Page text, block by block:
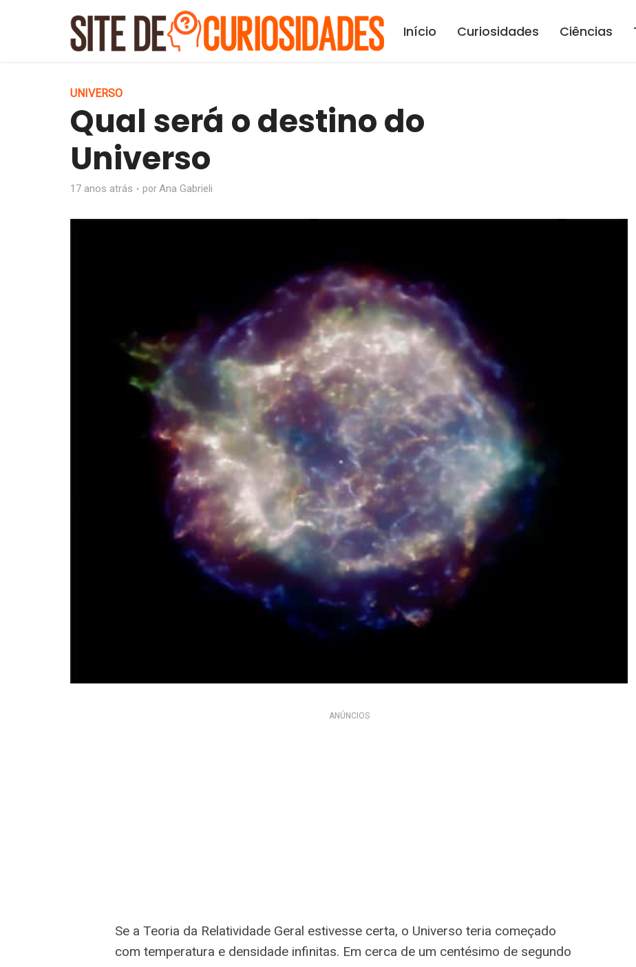
Início Curiosidades Ciências
UNIVERSO
Qual será o destino do
Universo
17 anos atrás porAna Gabrieli
ANÚNCIOS
Se a Teoria da Relatividade Geral estivesse certa, o Universo teria começado
com temperatura e densidade infinitas. Em cerca de um centésimo de segundo